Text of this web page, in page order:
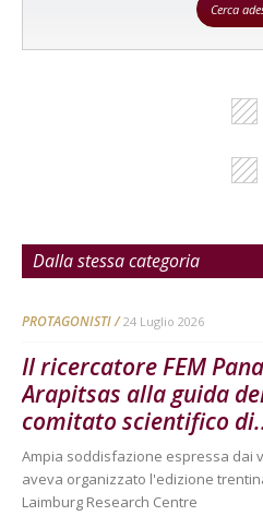
Cerca
Dalla stessa categoria
PROTAGONISTI 24 Luglio 2026
Il ricercatore FEM
Arapitsas alla guida
comitato scientifico
Ampia soddisfazione espressa dai
aveva organizzato l'edizione
Laimburg Research Centre